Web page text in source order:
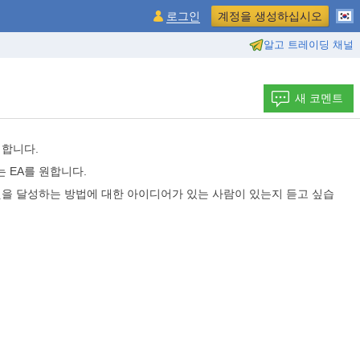
알고 트레이딩 채널
로그인 계정을 생성하십시오
새 코멘트
니다.
EA를 원합니다.
달성하는 방법에 대한 아이디어가 있는 사람이 있는지 듣고 싶습